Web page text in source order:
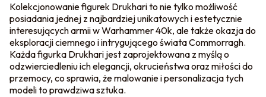
Kolekcjonowanie figurek Drukhari to nie tylko możliwość
posiadania jednej z najbardziej unikatowych i estetycznie
interesujących armii w Warhammer 40k, ale także okazja do
eksploracji ciemnego i intrygującego świata Commorragh.
Każda figurka Drukhari jest zaprojektowana z myślą o
odzwierciedleniu ich elegancji, okrucieństwa oraz miłości do
przemocy, co sprawia, że malowanie i personalizacja tych
modeli to prawdziwa sztuka.